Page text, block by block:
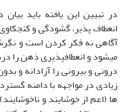
در تبیین این یافته باید
انعطاف پذیر، گشودگی و
آگاهی نه فکر کردن است و
می­شود و انعطافپذیری ذهن را
درونی و بیرونی را آزادانه و
زیادی در مواجهه با دامنه
ها (اعم از خوشایند و